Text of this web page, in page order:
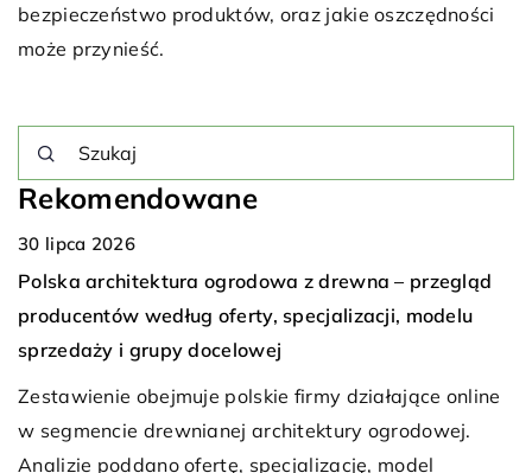
bezpieczeństwo produktów, oraz jakie oszczędności
może przynieść.
Rekomendowane
WENTYLACJA I KLIMATYZACJA